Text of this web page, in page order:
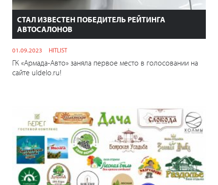
СТАЛ ИЗВЕСТЕН ПОБЕДИТЕЛЬ РЕЙТИНГА
АВТОСАЛОНОВ
01.09.2023 HITLIST
ГК «Армада-Авто» заняла первое место в голосовании на
сайте uldelo.ru!